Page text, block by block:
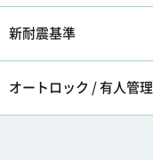
新耐震基準
オートロック / 有人管理